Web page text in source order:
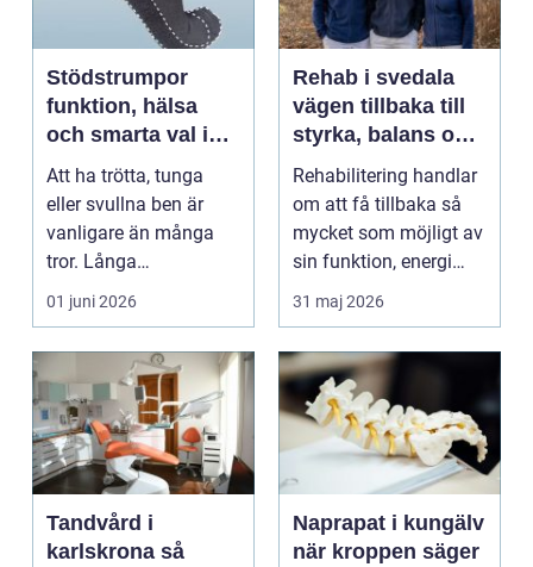
Stödstrumpor
funktion, hälsa
och smarta val i
vardagen
Att ha trötta, tunga
eller svullna ben är
vanligare än många
tror. Långa
arbetsdagar på hårda
golv, ...
01 juni 2026
Rehab i svedala
vägen tillbaka till
styrka, balans och
vardag
Rehabilitering handlar
om att få tillbaka så
mycket som möjligt av
sin funktion, energi
och trygghet...
31 maj 2026
Tandvård i
karlskrona så
Naprapat i kungälv
när kroppen säger